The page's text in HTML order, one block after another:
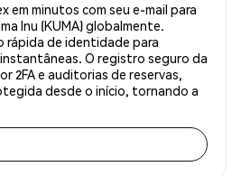
em minutos com seu e-mail para
Inu (KUMA) globalmente.
rápida de identidade para
O registro seguro da
2FA e auditorias de reservas,
desde o início, tornando a